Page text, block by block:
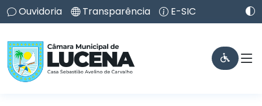
Ouvidoria Transparência E-SIC